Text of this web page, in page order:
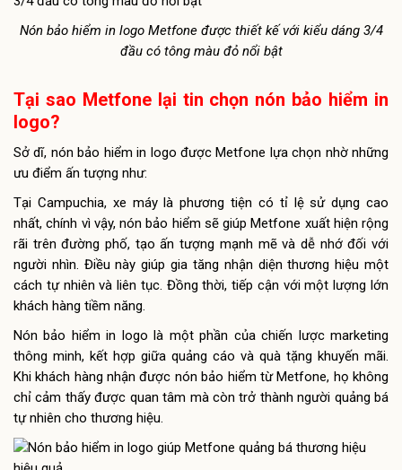
Nón bảo hiểm in logo Metfone được thiết kế với kiểu dáng 3/4
đầu có tông màu đỏ nổi bật
Tại sao Metfone lại tin chọn nón bảo hiểm in
logo?
Sở dĩ, nón bảo hiểm in logo được Metfone lựa chọn nhờ những
ưu điểm ấn tượng như:
Tại Campuchia, xe máy là phương tiện có tỉ lệ sử dụng cao
nhất, chính vì vậy, nón bảo hiểm sẽ giúp Metfone xuất hiện rộng
rãi trên đường phố, tạo ấn tượng mạnh mẽ và dễ nhớ đối với
người nhìn. Điều này giúp gia tăng nhận diện thương hiệu một
cách tự nhiên và liên tục. Đồng thời, tiếp cận với một lượng lớn
khách hàng tiềm năng.
Nón bảo hiểm in logo là một phần của chiến lược marketing
thông minh, kết hợp giữa quảng cáo và quà tặng khuyến mãi.
Khi khách hàng nhận được nón bảo hiểm từ Metfone, họ không
chỉ cảm thấy được quan tâm mà còn trở thành người quảng bá
tự nhiên cho thương hiệu.